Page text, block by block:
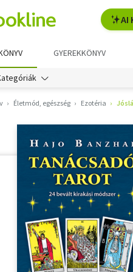
AI
GYEREKKÖNYV
Életmód, egészség Ezotéria